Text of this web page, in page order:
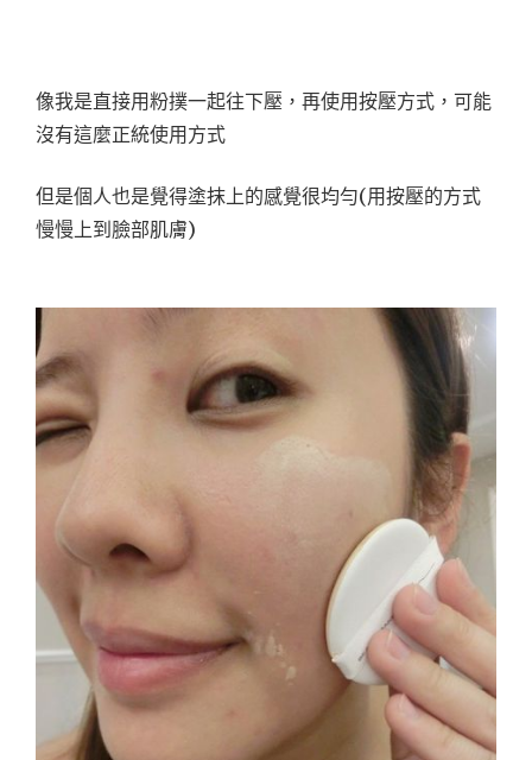
像我是直接用粉撲一起往下壓，再使用按壓方式，可能
沒有這麼正統使用方式
但是個人也是覺得塗抹上的感覺很均勻(用按壓的方式
慢慢上到臉部肌膚)